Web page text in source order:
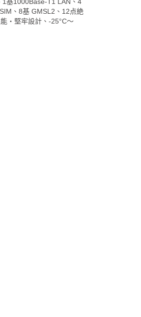
、8基 GMSL2、12点絶
・堅牢設計、-25°C～